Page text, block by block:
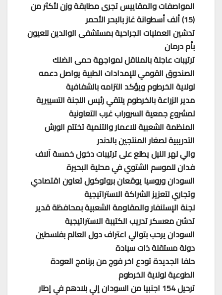
المواصفات والمقاييس تجرى مطابقة وزن لأكثر من
(15) ألف أسطوانة غاز بالبحر الأحمر
تدشين العمليات الجراحية بمستشفى الوالدين للعيون
بأم درمان
ترتيبات عاجلة بالمناقل لمواجهة حمى الضنك
الصندوق القومي للإمدادات الطبية يواصل دعمه
لولاية الخرطوم ويؤكد التزامه بالشفافية
مدير الزراعة بالخرطوم يلتقي رئيس اللجنة التسييرية
لمشروع جمعية السروراب غرب التعاونية
المنظمة الشعبية للاعمار والتنمية تختتم الورش
التدريبية لصغار المنتجين بالدندر
والي نهر النيل يطلع على ترتيبات دخول خمسة آلاف
فدان للموسم الشتوي في محلية البحيرة
السودان وروسيا يوقعان بروتوكول تعاون اقتصادي
وتجاري لتعزيز الشراكة الاستراتيجية
لجنة الإستنفار والمقاومة الشعبية بمحافظة قدير
تدشن معسكر تدريب الكتيبة الاستراتيجية
السودان يرحب بتوالي اعتراف دول العالم بفلسطين
دولة مستقلة ذات سيادة
حلفا الجديدة تودع اخر فوج من برنامج العودة
الطوعية لولاية الخرطوم
ترحيل 154 اجنبيا من السودان إلي بلادهم في إطار